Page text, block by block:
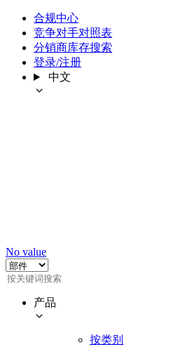
合规中心
竞争对手对照表
分销商库存搜索
登录/注册
中文
No value
产品
按类别